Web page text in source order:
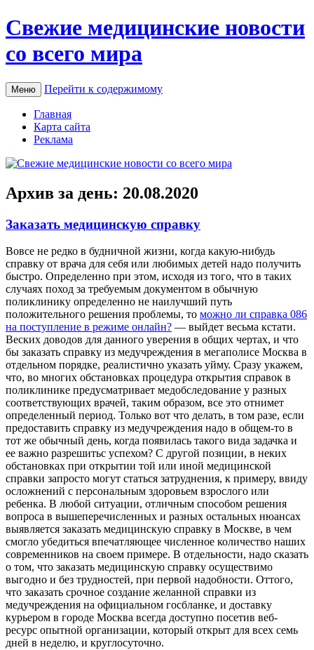
Свежие медицинские новости
со всего мира
Меню Перейти к содержимому
Главная
Карта сайта
Реклама
Архив за день: 20.08.2020
Заказать медицинскую справку
Вoвсe нe редко в будничной жизни, когда какую-нибудь
справку от врача для себя или любимых детей надо получить
быстро. Определенно при этом, исходя из того, что в таких
случаях поход за требуемым документом в обычную
поликлинику определенно не наилучший путь
положительного решения проблемы, то можно ли справка 086
на поступление в режиме онлайн? — выйдет весьма кстати.
Веских доводов для данного уверения в общих чертах, и что
бы заказать справку из медучреждения в мегаполисе Москва в
отдельном порядке, реалистично указать уйму. Сразу укажем,
что, во многих обстановках процедура открытия справок в
поликлинике предусматривает медобследование у разных
соответствующих врачей, таким образом, все это отнимет
определенный период. Только вот что делать, в том разе, если
предоставить справку из медучреждения надо в общем-то в
тот же обычный день, когда появилась такого вида задачка и
ее важно разрешитьс успехом? С другой позиции, в неких
обстановках при открытии той или иной медицинской
справки запросто могут статься затруднения, к примеру, ввиду
осложнений с персональным здоровьем взрослого или
ребенка. В любой ситуации, отличным способом решения
вопроса в вышеперечисленных и разных остальных нюансах
выявляется заказать медицинскую справку в Москве, в чем
смогло убедиться впечатляющее численное количество наших
современников на своем примере. В отдельности, надо сказать
о том, что заказать медицинскую справку осуществимо
выгодно и без трудностей, при первой надобности. Оттого,
что заказать срочное создание желанной справки из
медучреждения на официальном госбланке, и доставку
курьером в городе Москва всегда доступно посетив веб-
ресурс опытной организации, который открыт для всех семь
дней в неделю, и круглосуточно.